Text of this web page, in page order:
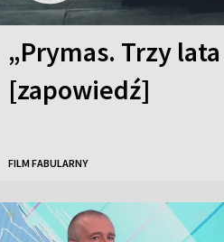
„Prymas. Trzy
[zapowiedź]
FILM FABULARNY